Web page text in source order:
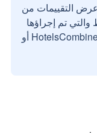
التقييمات من
تم إجراؤها
بواسطة مستخدمين حقيقيين مع HotelsCombined أو